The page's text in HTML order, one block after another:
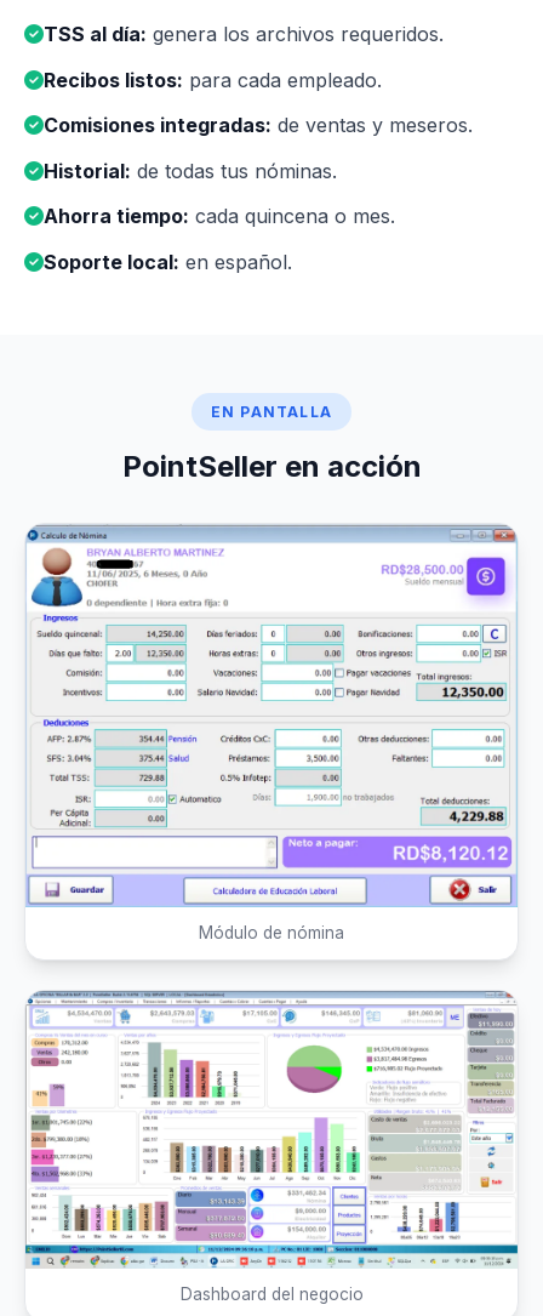
TSS al día: genera los archivos requeridos.
Recibos listos: para cada empleado.
Comisiones integradas: de ventas y meseros.
Historial: de todas tus nóminas.
Ahorra tiempo: cada quincena o mes.
Soporte local: en español.
EN PANTALLA
PointSeller en acción
Módulo de nómina
Dashboard del negocio